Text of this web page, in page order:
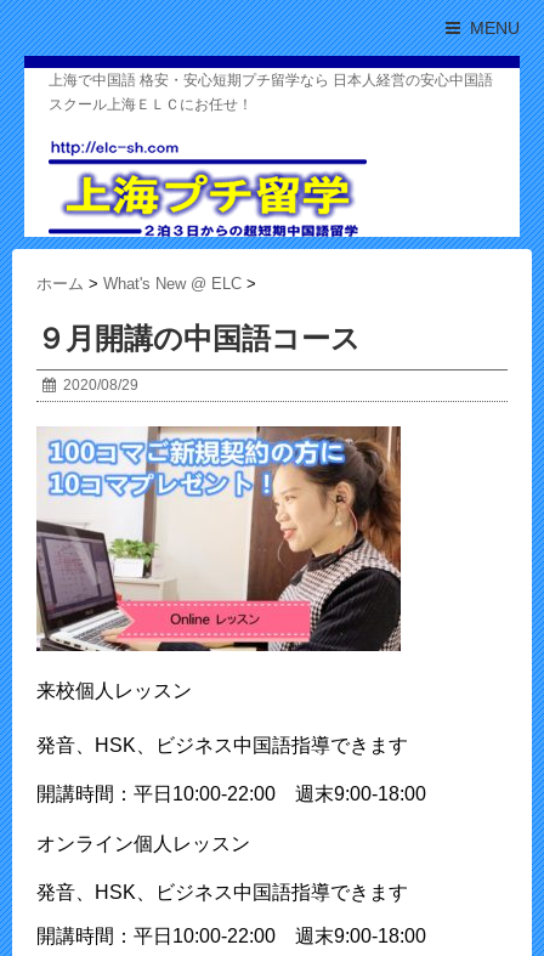
MENU
上海で中国語 格安・安心短期プチ留学なら 日本人経営の安心中国語
スクール上海ＥＬＣにお任せ！
ホーム > What's New @ ELC >
９月開講の中国語コース
2020/08/29
来校個人レッスン
発音、HSK、ビジネス中国語指導できます
開講時間：平日10:00-22:00 週末9:00-18:00
オンライン個人レッスン
発音、HSK、ビジネス中国語指導できます
開講時間：平日10:00-22:00 週末9:00-18:00